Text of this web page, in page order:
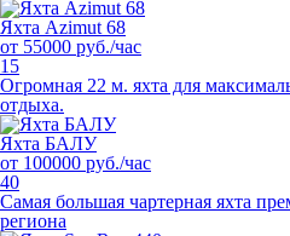
Яхта Azimut 68
от 55000 руб./час
15
Огромная 22 м. яхта для
отдыха.
Яхта БАЛУ
от 100000 руб./час
40
Самая большая чартерная яхта
региона